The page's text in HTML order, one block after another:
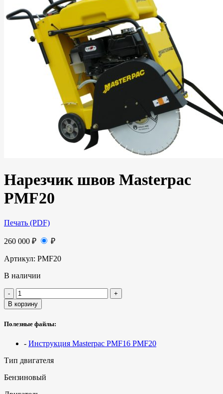
Нарезчик швов Masterpac
PMF20
Печать (PDF)
260 000 ₽ ₽
Артикул: PMF20
В наличии
В корзину
Полезные файлы:
- Инструкция Masterpac PMF16 PMF20
Тип двигателя
Бензиновый